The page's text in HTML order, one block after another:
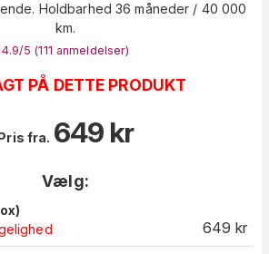
Holdbarhed 36 måneder / 40 000
km.
4.9/5 (111 anmeldelser)
PÅ DETTE PRODUKT
fra. 649 kr
Vælg:
649 kr